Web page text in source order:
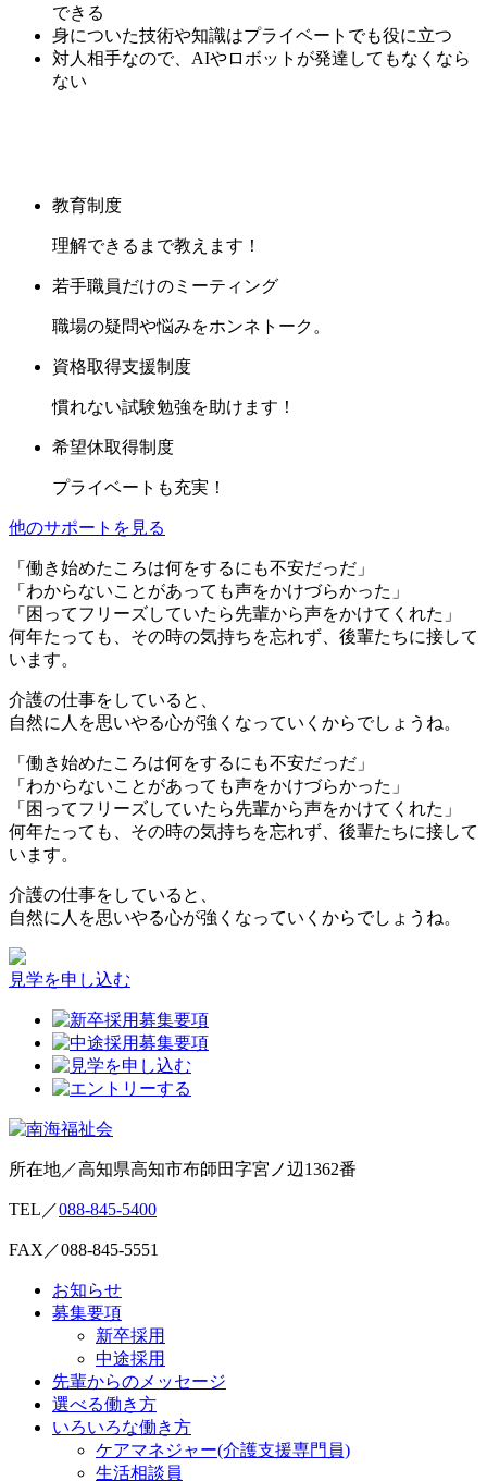
できる
身についた技術や知識はプライベートでも役に立つ
対人相手なので、AIやロボットが発達してもなくなら
ない
教育制度
理解できるまで教えます！
若手職員だけのミーティング
職場の疑問や悩みをホンネトーク。
資格取得支援制度
慣れない試験勉強を助けます！
希望休取得制度
プライベートも充実！
他のサポートを見る
「働き始めたころは何をするにも不安だっだ」
「わからないことがあっても声をかけづらかった」
「困ってフリーズしていたら先輩から声をかけてくれた」
何年たっても、その時の気持ちを忘れず、後輩たちに接して
います。
介護の仕事をしていると、
自然に人を思いやる心が強くなっていくからでしょうね。
「働き始めたころは何をするにも不安だっだ」
「わからないことがあっても声をかけづらかった」
「困ってフリーズしていたら先輩から声をかけてくれた」
何年たっても、その時の気持ちを忘れず、後輩たちに接して
います。
介護の仕事をしていると、
自然に人を思いやる心が強くなっていくからでしょうね。
見学を申し込む
所在地／高知県高知市布師田字宮ノ辺1362番
TEL／088-845-5400
FAX／088-845-5551
お知らせ
募集要項
新卒採用
中途採用
先輩からのメッセージ
選べる働き方
いろいろな働き方
ケアマネジャー(介護支援専門員)
生活相談員